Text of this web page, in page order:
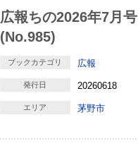
広報ちの2026年7月号
(No.985)
ブックカテゴリ 広報
発行日 20260618
エリア 茅野市